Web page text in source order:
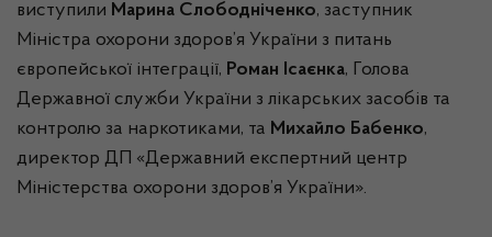
виступили Марина Слободніченко, заступник
Міністра охорони здоров’я України з питань
європейської інтеграції, Роман Ісаєнка, Голова
Державної служби України з лікарських засобів та
контролю за наркотиками, та Михайло Бабенко,
директор ДП «Державний експертний центр
Міністерства охорони здоров’я України».